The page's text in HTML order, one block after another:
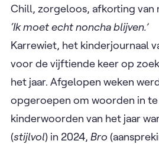
​Chill, zorgeloos, afkorting van
‘Ik moet echt noncha blijven.’
Karrewiet, het kinderjournaal
voor de vijftiende keer op
het jaar. Afgelopen weken
opgeroepen om woorden in
kinderwoorden van het jaar
(stijlvol) in 2024, Bro